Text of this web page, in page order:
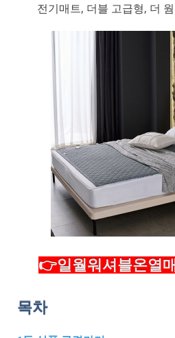
전기매트, 더블 고급형, 더
👉일월워셔블온열
목차